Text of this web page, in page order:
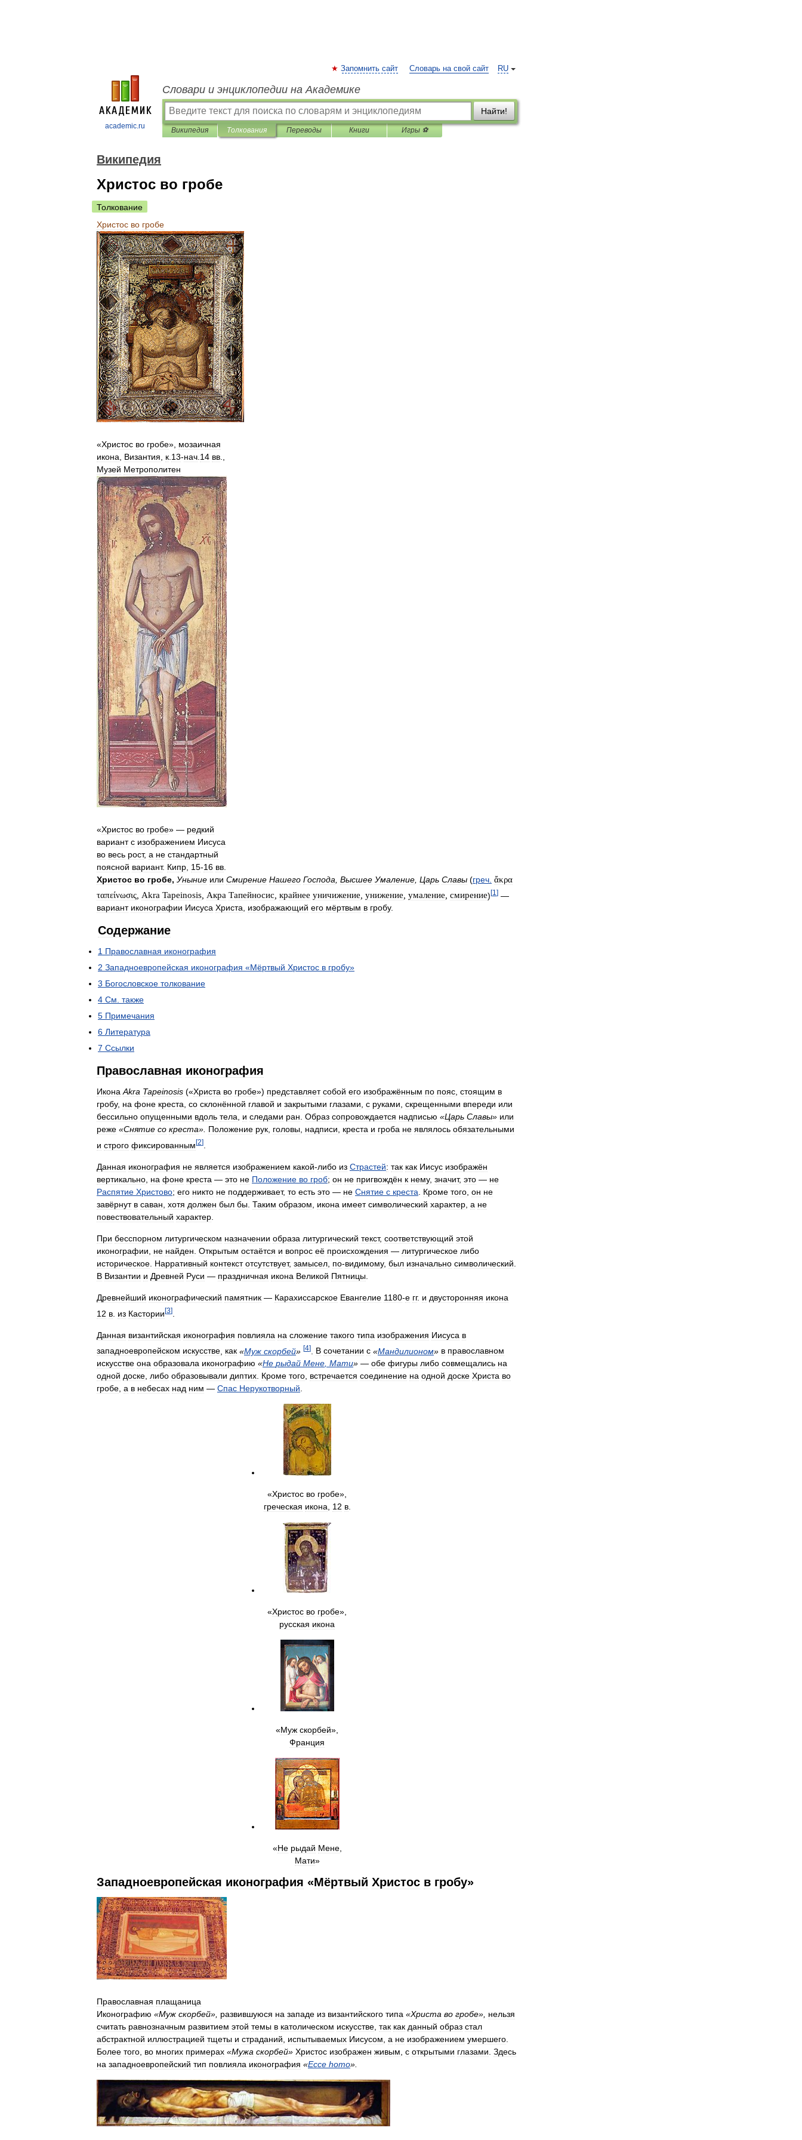
academic.ru
RU
Запомнить сайт Словарь на свой сайт
Словари и энциклопедии на Академике
Найти!
Википедия Толкования Переводы Книги Игры ⚽
Википедия
Христос во гробе
Толкование
Христос во гробе
«Христос во гробе», мозаичная
икона
Византия к 13-нач 14 вв
Музей Метрополитен
«Христос во гробе» — редкий
вариант с изображением Иисуса
во весь рост, а не стандартный
поясной вариант. Кипр 15-16 вв
Христос во гробе, Уныние или Смирение Нашего Господа Высшее Умаление Царь Славы (греч ἄκρα
ταπείνωσις, Akra Tapeinosis, Акра Тапейносис, крайнее уничижение, унижение, умаление, смирение)[1 ] —
вариант иконографии Иисуса Христа, изображающий его мёртвым в гробу.
Содержание
1 Православная иконография
2 Западноевропейская иконография «Мёртвый Христос в гробу»
3 Богословское толкование
4 См. также
5 Примечания
6 Литература
7 Ссылки
Православная иконография
Икона Akra Tapeinosis («Христа во гробе») представляет собой его изображённым по пояс, стоящим в
гробу, на фоне креста, со склонённой главой и закрытыми глазами, с руками, скрещенными впереди или
бессильно опущенными вдоль тела, и следами ран. Образ сопровождается надписью «Царь Славы» или
реже «Снятие со креста». Положение рук, головы, надписи, креста и гроба не являлось обязательными
и строго фиксированным [2]
Данная иконография не является изображением какой-либо из Страстей: так как Иисус изображён
вертикально на фоне креста — это не Положение во гроб; он не пригвождён к нему, значит, это — не
Распятие Христово; его никто не поддерживает, то есть это — не Снятие с креста Кроме того он не
завёрнут в саван хотя должен был бы Таким образом икона имеет символический характер а не
повествовательный характер
При бесспорном литургическом назначении образа литургический текст, соответствующий этой
иконографии
не найден Открытым остаётся и вопрос её происхождения — литургическое либо
историческое Нарративный контекст отсутствует, замысел по-видимому, был изначально символический
В Византии и Древней Руси — праздничная икона Великой Пятницы
Древнейший иконографический памятник — Карахиссарское Евангелие 1180-е гг. и двусторонняя икона
12 в из Кастории [3]
Данная византийская иконография повлияла на сложение такого типа изображения Иисуса в
западноевропейском искусстве как «Муж скорбей» [4] В сочетании с «Мандилионом» в православном
искусстве она образовала иконографию «Не рыдай Мене, Мати» — обе фигуры либо совмещались на
одной доске, либо образовывали диптих. Кроме того, встречается соединение на одной доске Христа во
гробе, а в небесах над ним — Спас Нерукотворный.
«Христос во гробе»,
греческая икона, 12 в.
«Христос во гробе»,
русская икона
«Муж скорбей»,
Франция
«Не рыдай Мене,
Мати»
Западноевропейская иконография «Мёртвый Христос в гробу»
Православная плащаница
Иконографию «Муж скорбей», развившуюся на западе из византийского типа «Христа во гробе», нельзя
считать равнозначным развитием этой темы в католическом искусстве так как данный образ стал
абстрактной иллюстрацией тщеты и страданий испытываемых Иисусом а не изображением умершего
Более того во многих примерах «Мужа скорбей» Христос изображен живым с открытыми глазами Здесь
на западноевропейский тип повлияла иконография «Ecce homo».